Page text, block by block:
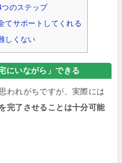
のステップ
てサポートしてくれる
しくない
にいながら」できる
われがちですが、実際には
完了させることは十分可能